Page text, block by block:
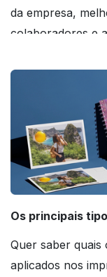
da empresa,
colaboradores e
Os principais
Quer saber quais
aplicados nos